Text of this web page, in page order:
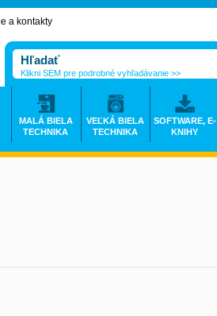
a kontakty
Klikni SEM pre podrobné vyhľadávanie >>
MALÁ BIELA
TECHNIKA
VEĽKÁ BIELA
TECHNIKA
SOFTWARE, E-
KNIHY